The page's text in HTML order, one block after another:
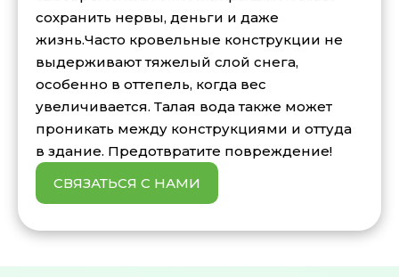
сохранить нервы, деньги и даже
жизнь.Часто кровельные конструкции не
выдерживают тяжелый слой снега,
особенно в оттепель, когда вес
увеличивается. Талая вода также может
проникать между конструкциями и оттуда
в здание. Предотвратите повреждение!
СВЯЗАТЬСЯ С НАМИ